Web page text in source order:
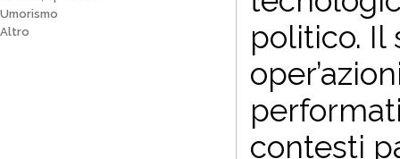
Umorismo
Altro
politico. Il
contesti